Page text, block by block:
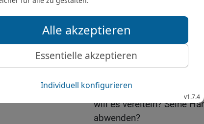
will ihn zertreten auf
ihnen genommen
fallen.
Das ist der
Erde, und dies ist die
27 Denn der HERR der
will es vereiteln? Seine
abwenden?